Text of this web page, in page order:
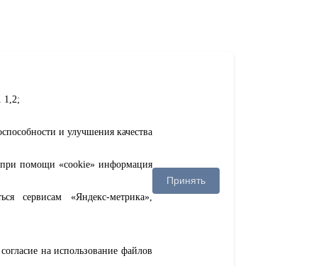
1,2;
и улучшения качества
при помощи «cookie» информация
сервисам «Яндекс-метрика»,
на использование файлов
Принять